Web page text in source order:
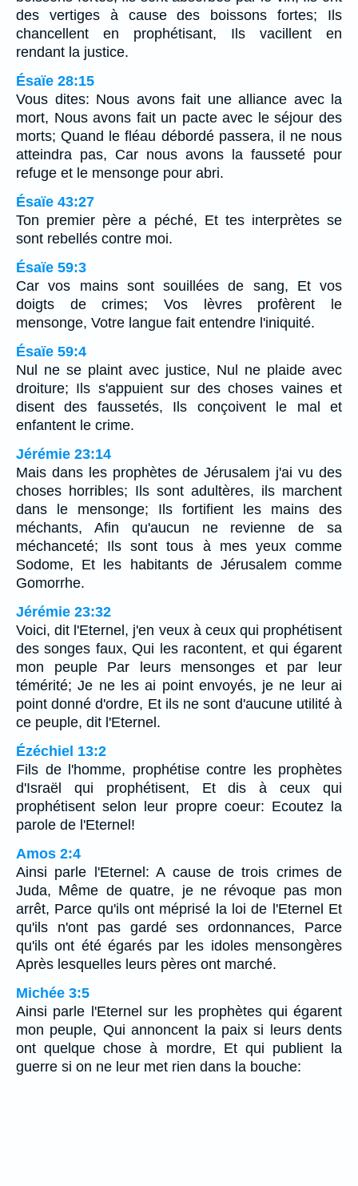
des vertiges à cause des boissons fortes; Ils
chancellent en prophétisant, Ils vacillent en
rendant la justice.
Ésaïe 28:15
Vous dites: Nous avons fait une alliance avec la
mort, Nous avons fait un pacte avec le séjour des
morts; Quand le fléau débordé passera, il ne nous
atteindra pas, Car nous avons la fausseté pour
refuge et le mensonge pour abri.
Ésaïe 43:27
Ton premier père a péché, Et tes interprètes se
sont rebellés contre moi.
Ésaïe 59:3
Car vos mains sont souillées de sang, Et vos
doigts de crimes; Vos lèvres profèrent le
mensonge, Votre langue fait entendre l'iniquité.
Ésaïe 59:4
Nul ne se plaint avec justice, Nul ne plaide avec
droiture; Ils s'appuient sur des choses vaines et
disent des faussetés, Ils conçoivent le mal et
enfantent le crime.
Jérémie 23:14
Mais dans les prophètes de Jérusalem j'ai vu des
choses horribles; Ils sont adultères, ils marchent
dans le mensonge; Ils fortifient les mains des
méchants, Afin qu'aucun ne revienne de sa
méchanceté; Ils sont tous à mes yeux comme
Sodome, Et les habitants de Jérusalem comme
Gomorrhe.
Jérémie 23:32
Voici, dit l'Eternel, j'en veux à ceux qui prophétisent
des songes faux, Qui les racontent, et qui égarent
mon peuple Par leurs mensonges et par leur
témérité; Je ne les ai point envoyés, je ne leur ai
point donné d'ordre, Et ils ne sont d'aucune utilité à
ce peuple, dit l'Eternel.
Ézéchiel 13:2
Fils de l'homme, prophétise contre les prophètes
d'Israël qui prophétisent, Et dis à ceux qui
prophétisent selon leur propre coeur: Ecoutez la
parole de l'Eternel!
Amos 2:4
Ainsi parle l'Eternel: A cause de trois crimes de
Juda, Même de quatre, je ne révoque pas mon
arrêt, Parce qu'ils ont méprisé la loi de l'Eternel Et
qu'ils n'ont pas gardé ses ordonnances, Parce
qu'ils ont été égarés par les idoles mensongères
Après lesquelles leurs pères ont marché.
Michée 3:5
Ainsi parle l'Eternel sur les prophètes qui égarent
mon peuple, Qui annoncent la paix si leurs dents
ont quelque chose à mordre, Et qui publient la
guerre si on ne leur met rien dans la bouche: